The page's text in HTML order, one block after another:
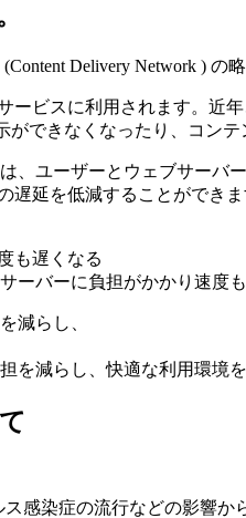
Delivery Network ) の略
ービスに利用されます。近
ができなくなったり、コン
、ユーザーとウェブサーバ
遅延を低減することができま
も遅くなる
減らし、
感染症の流行などの影響